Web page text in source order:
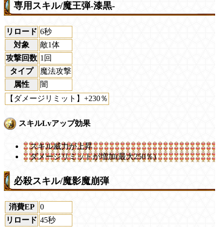
専用スキル/魔王弾-漆黒-
リロード 6秒
対象
敵1体
攻撃回数 1回
タイプ
魔法攻撃
属性
闇
【ダメージリミット】+230％
スキルLvアップ効果
スキル威力が上昇
ダメージリミットが増加(最大250％)
必殺スキル/魔影魔崩弾
消費EP
0
リロード 45秒